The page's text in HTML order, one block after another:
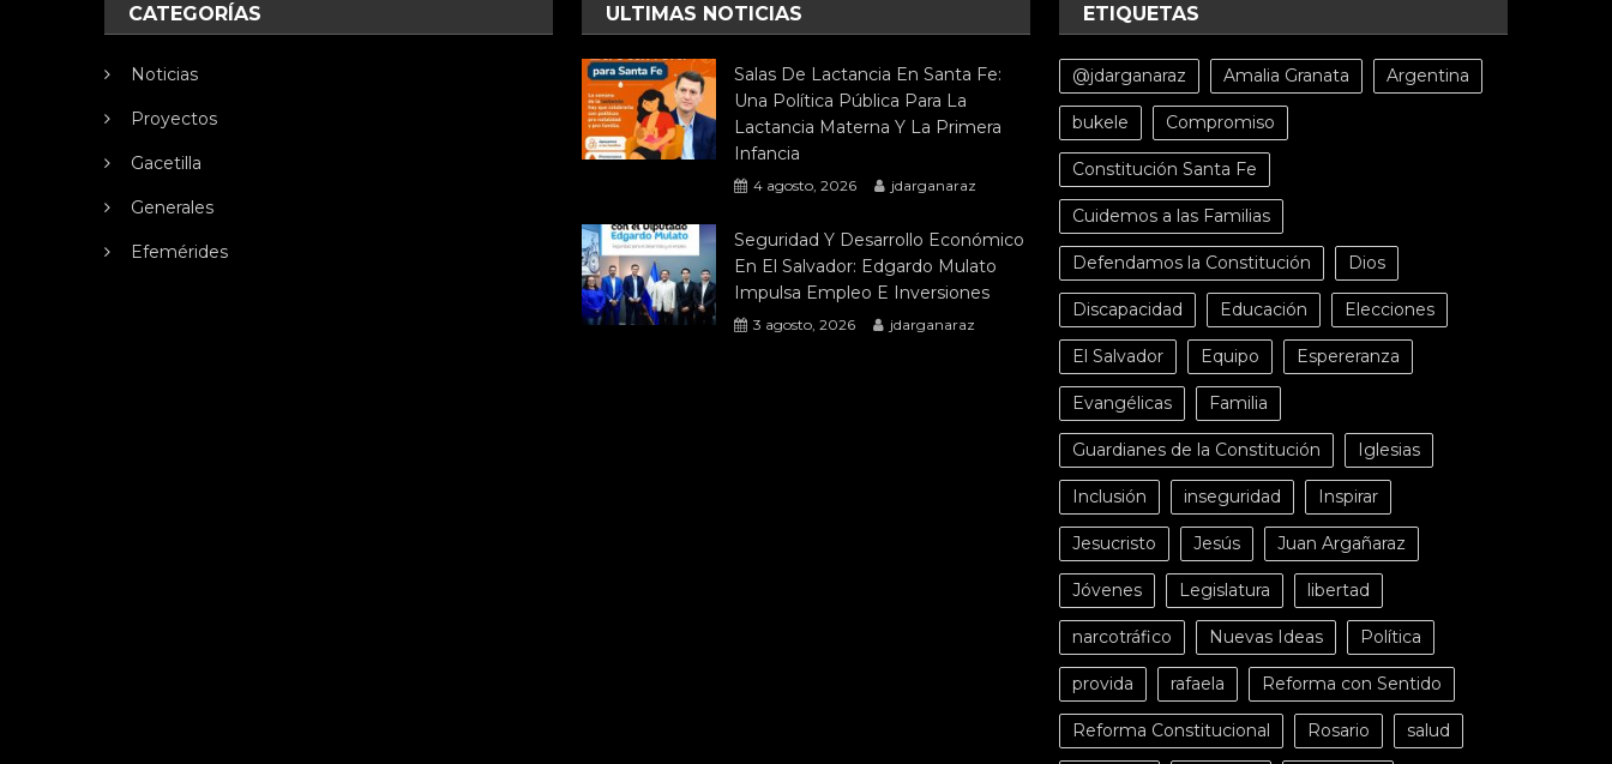
CATEGORÍAS
Noticias
Proyectos
Gacetilla
Generales
Efemérides
ULTIMAS NOTICIAS
Salas De Lactancia En Santa Fe:
Una Política Pública Para La
Lactancia Materna Y La Primera
Infancia
4 agosto, 2026 jdarganaraz
Seguridad Y Desarrollo Económico
En El Salvador: Edgardo Mulato
Impulsa Empleo E Inversiones
3 agosto, 2026 jdarganaraz
ETIQUETAS
@jdarganaraz Amalia Granata Argentina
bukele Compromiso
Constitución Santa Fe
Cuidemos a las Familias
Defendamos la Constitución Dios
Discapacidad Educación Elecciones
El Salvador Equipo Espereranza
Evangélicas Familia
Guardianes de la Constitución Iglesias
Inclusión inseguridad Inspirar
Jesucristo Jesús Juan Argañaraz
Jóvenes Legislatura libertad
narcotráfico Nuevas Ideas Política
provida rafaela Reforma con Sentido
Reforma Constitucional Rosario salud